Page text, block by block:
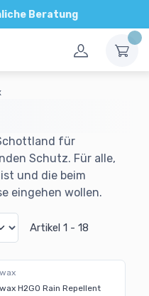
Beratung
für
Schutz. Für alle,
und die beim
eingehen wollen.
Artikel 1 - 18
H2GO Rain Repellent